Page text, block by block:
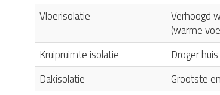
Vloerisolatie
Verhoogd
(warme
Kruipruimte isolatie Droger huis
Dakisolatie
Grootste